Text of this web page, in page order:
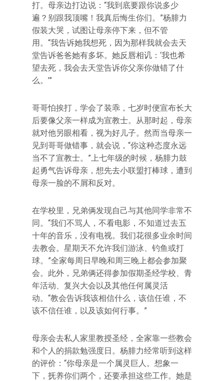
打。母亲边打边说：“我到底要跟你说多少
遍？别跟我顶嘴！我真后悔生你们。”杨腓力
假装大哭，试图让母亲停下来，但不管
用。“我告诉她我想死，因为那样我就会去天
堂告诉爸爸她有多坏。她反唇相讥：‘我也希
望去死，我会去天堂告诉你父亲你做错了什
么。’”
哥哥怕挨打，学会了装乖，七岁时便宣布长大
后要像父亲一样成为宣教士。从那时起，母亲
就对他另眼相看，视为好儿子。然而当母亲一
见到哥哥做错事，就会说，“你这种态度永远
当不了宣教士。”上七年级的时候，杨腓力鼓
起勇气告诉母亲，想先去小联盟打棒球，遭到
母亲一脸的不屑和反对。
在学校里，兄弟俩发现自己与其他同学非常不
同。“我们不骂人，不看电影，不知道过去五
十年的音乐，没有电视。我们花很多业余时间
去教会。星期天不允许我们游泳、钓鱼或打
球。”全家每周日早晚和周三晚上都会参加聚
会。此外，兄弟俩还得参加假期圣经学校、青
年活动、复兴大会以及其他任何属灵活
动。“教会告诉我该相信什么，该信任谁，不
该不信任谁，以及该如何行事。”
母亲会去私人家里教授圣经，全家靠一些教会
和个人的捐款勉强度日。杨腓力经常听到这样
的评价：“你母亲是一个属灵巨人。想象一
下，抚养你们两个，还要承担这些工作。她是